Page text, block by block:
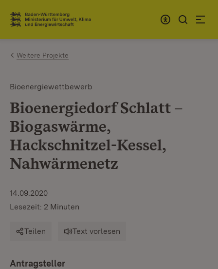
Zum Inhalt springen
Link zur Startseite
Weitere Projekte
Bioenergiewettbewerb
Bioenergiedorf Schlatt –
Biogaswärme,
Hackschnitzel-Kessel,
Nahwärmenetz
14.09.2020
Lesezeit: 2 Minuten
Teilen Text vorlesen
Antragsteller